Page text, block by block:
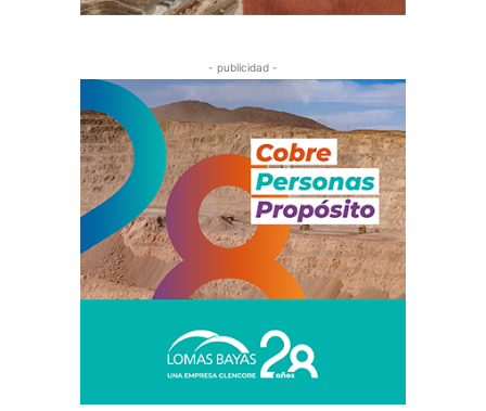
- publicidad -